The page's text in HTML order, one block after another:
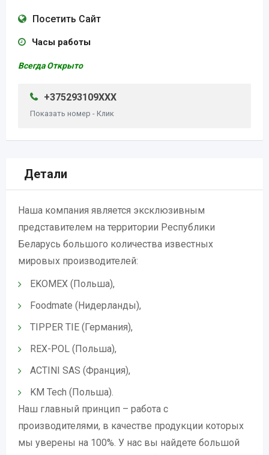
Посетить Сайт
Часы работы
Всегда Открыто
+375293109XXX
Показать номер - Клик
Детали
Наша компания является эксклюзивным
представителем на территории Республики
Беларусь большого количества известных
мировых производителей:
EKOMEX (Польша),
Foodmate (Нидерланды),
TIPPER TIE (Германия),
REX-POL (Польша),
ACTINI SAS (Франция),
KM Tech (Польша).
Наш главный принцип – работа с
производителями, в качестве продукции которых
мы уверены на 100%. У нас вы найдете большой